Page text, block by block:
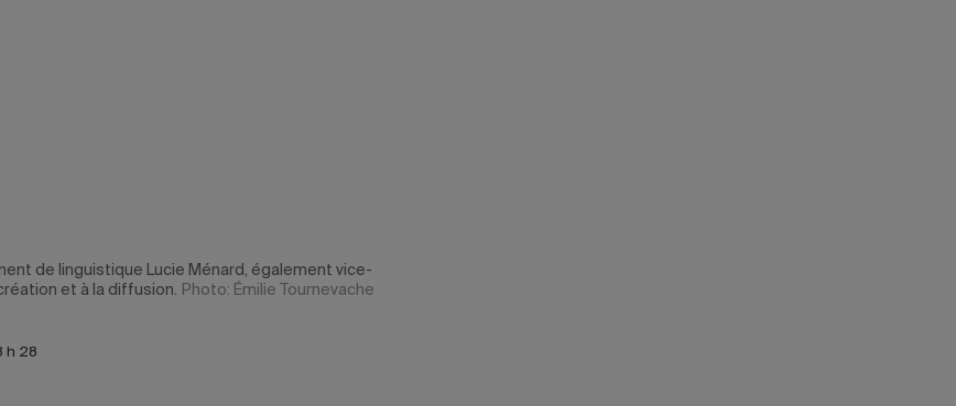
de linguistique Lucie Ménard, également vice-
et à la diffusion. Photo: Émilie Tournevache
h 28